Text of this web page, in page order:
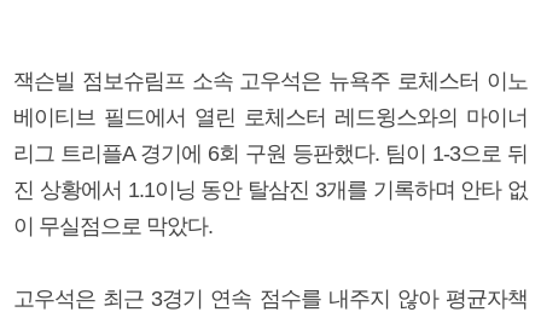
잭슨빌 점보슈림프 소속 고우석은 뉴욕주 로체스터 이노
베이티브 필드에서 열린 로체스터 레드윙스와의 마이너
리그 트리플A 경기에 6회 구원 등판했다. 팀이 1-3으로 뒤
진 상황에서 1.1이닝 동안 탈삼진 3개를 기록하며 안타 없
이 무실점으로 막았다.
고우석은 최근 3경기 연속 점수를 내주지 않아 평균자책